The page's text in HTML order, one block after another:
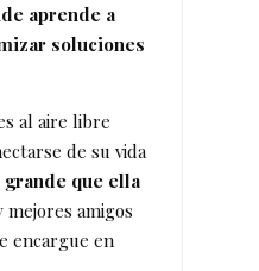
aprende a
soluciones
al aire libre
de su vida
grande que ella
amigos
encargue en